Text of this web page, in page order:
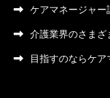
ケアマネージャ
介護業界のさまざ
目指すのならケ